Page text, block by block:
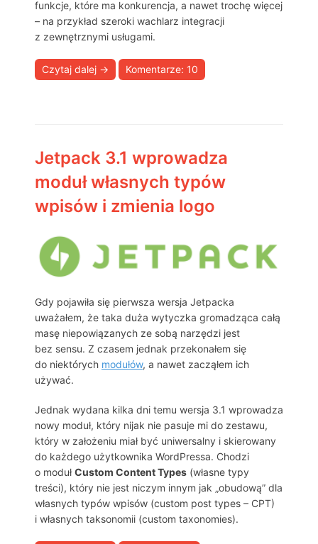
funkcje, które ma konkurencja, a nawet trochę więcej
– na przykład szeroki wachlarz integracji
z zewnętrznymi usługami.
Czytaj dalej → Komentarze: 10
Jetpack 3.1 wprowadza
moduł własnych typów
wpisów i zmienia logo
Gdy pojawiła się pierwsza wersja Jetpacka
uważałem, że taka duża wytyczka gromadząca całą
masę niepowiązanych ze sobą narzędzi jest
bez sensu. Z czasem jednak przekonałem się
do niektórych modułów, a nawet zacząłem ich
używać.
Jednak wydana kilka dni temu wersja 3.1 wprowadza
nowy moduł, który nijak nie pasuje mi do zestawu,
który w założeniu miał być uniwersalny i skierowany
do każdego użytkownika WordPressa. Chodzi
o modułCustom Content Types (własne typy
treści), który nie jest niczym innym jak „obudową” dla
własnych typów wpisów (custom post types – CPT)
i własnych taksonomii (custom taxonomies).